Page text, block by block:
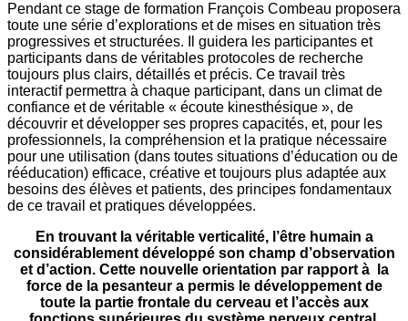
Pendant ce stage de formation François Combeau proposera
toute une série d’explorations et de mises en situation très
progressives et structurées. Il guidera les participantes et
participants dans de véritables protocoles de recherche
toujours plus clairs, détaillés et précis. Ce travail très
interactif permettra à chaque participant, dans un climat de
confiance et de véritable « écoute kinesthésique », de
découvrir et développer ses propres capacités, et, pour les
professionnels, la compréhension et la pratique nécessaire
pour une utilisation (dans toutes situations d’éducation ou de
rééducation) efficace, créative et toujours plus adaptée aux
besoins des élèves et patients, des principes fondamentaux
de ce travail et pratiques développées.
En trouvant la véritable verticalité, l’être humain a
considérablement développé son champ d’observation
et d’action. Cette nouvelle orientation par rapport à la
force de la pesanteur a permis le développement de
toute la partie frontale du cerveau et l’accès aux